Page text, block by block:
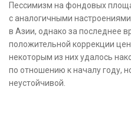
Пессимизм на фондовых
с аналогичными
в Азии, однако за последнее
положительной коррекции
некоторым из них удалось
по отношению к началу году,
неустойчивой.